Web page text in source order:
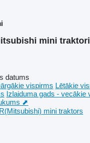
mini traktori
datums
vispirms Lētākie
Izlaiduma gads - vecākie
⬈